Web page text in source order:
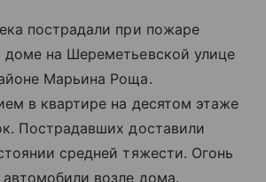
пострадали при пожаре
на Шереметьевской улице
Марьина Роща.
в квартире на десятом этаже
Пострадавших доставили
средней тяжести. Огонь
возле дома.